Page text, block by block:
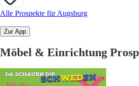
Alle Prospekte für Augsburg
Zur App
Möbel & Einrichtung